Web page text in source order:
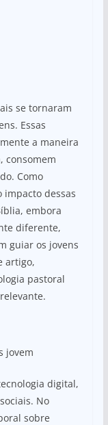
se tornaram
Essas
a maneira
consomem
Como
dessas
embora
diferente,
guiar os jovens
artigo,
pastoral
jovem
digital,
No
sobre